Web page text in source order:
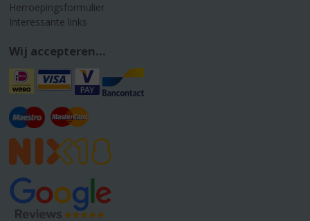
Herroepingsformulier
Interessante links
Wij accepteren...